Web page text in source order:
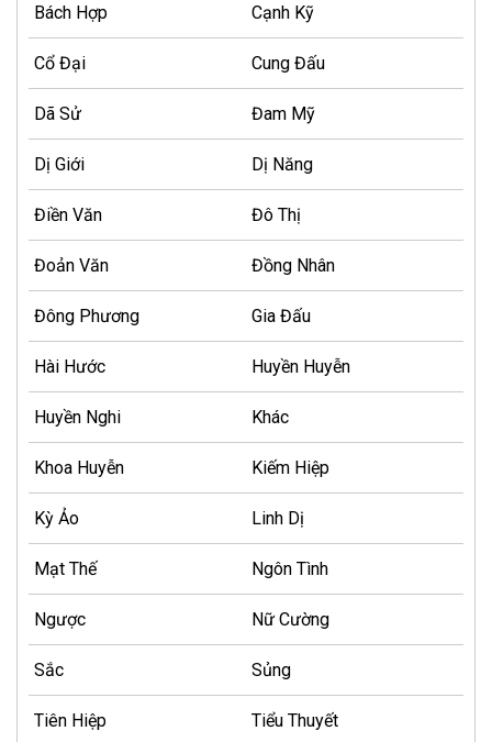
Bách Hợp Cạnh Kỹ
Cổ Đại Cung Đấu
Dã Sử Đam Mỹ
Dị Giới Dị Năng
Điền Văn Đô Thị
Đoản Văn Đồng Nhân
Đông Phương Gia Đấu
Hài Hước Huyền Huyễn
Huyền Nghi Khác
Khoa Huyễn Kiếm Hiệp
Kỳ Ảo Linh Dị
Mạt Thế Ngôn Tình
Ngược Nữ Cường
Sắc Sủng
Tiên Hiệp Tiểu Thuyết